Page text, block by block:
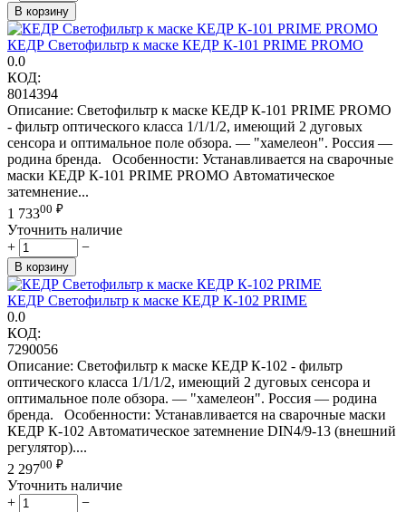
В корзину
КЕДР Светофильтр к маске КЕДР К-101 PRIME PROMO
0.0
КОД:
8014394
Описание: Светофильтр к маске КЕДP К-101 PRIME PROMO
- фильтр оптического класса 1/1/1/2, имеющий 2 дуговых
сенсора и оптимальное поле обзора. — "хамелеон". Россия —
родина бренда. Особенности: Устанавливается на сварочные
маски КЕДР К-101 PRIME PROMO Автоматическое
затемнение...
1 73300 ₽
Уточнить наличие
+
−
В корзину
КЕДР Светофильтр к маске КЕДР К-102 PRIME
0.0
КОД:
7290056
Описание: Светофильтр к маске КЕДP К-102 - фильтр
оптического класса 1/1/1/2, имеющий 2 дуговых сенсора и
оптимальное поле обзора. — "хамелеон". Россия — родина
бренда. Особенности: Устанавливается на сварочные маски
КЕДР К-102 Автоматическое затемнение DIN4/9-13 (внешний
регулятор)....
2 29700 ₽
Уточнить наличие
+
−